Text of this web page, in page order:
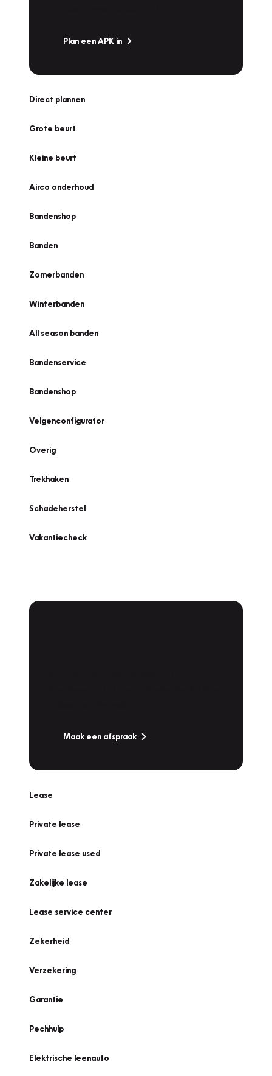
Plan een APK in
Direct plannen
Grote beurt
Kleine beurt
Airco onderhoud
Bandenshop
Banden
Zomerbanden
Winterbanden
All season banden
Bandenservice
Bandenshop
Velgenconfigurator
Overig
Trekhaken
Schadeherstel
Vakantiecheck
Maak een afspraak
Lease
Private lease
Private lease used
Zakelijke lease
Lease service center
Zekerheid
Verzekering
Garantie
Pechhulp
Elektrische leenauto